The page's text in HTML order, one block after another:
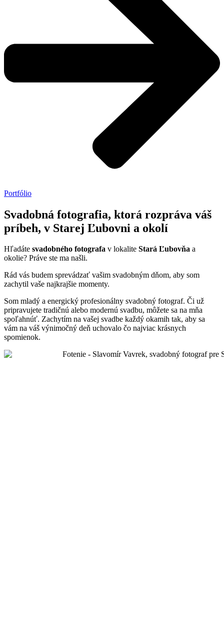
Portfólio
Svadobná fotografia, ktorá rozpráva váš
príbeh, v Starej Ľubovni a okolí
Hľadáte svadobného fotografa v lokalite Stará Ľubovňa a
okolie? Práve ste ma našli.
Rád vás budem sprevádzať vašim svadobným dňom, aby som
zachytil vaše najkrajšie momenty.
Som mladý a energický profesionálny svadobný fotograf. Či už
pripravujete tradičnú alebo modernú svadbu, môžete sa na mňa
spoľahnúť. Zachytím na vašej svadbe každý okamih tak, aby sa
vám na váš výnimočný deň uchovalo čo najviac krásnych
spomienok.